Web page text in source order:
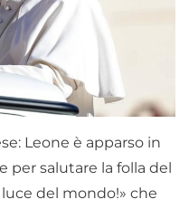
Leone è apparso in
per salutare la folla del
del mondo!» che